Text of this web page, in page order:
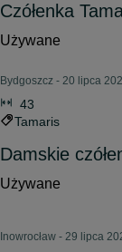
Czółenka
Używane
Bydgoszcz - 20 lipca
43
Tamaris
Damskie
Używane
Inowrocław - 29 lipca